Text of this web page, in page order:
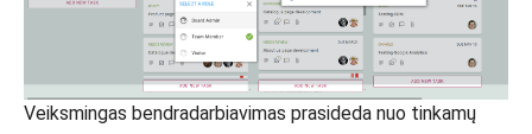
Veiksmingas bendradarbiavimas prasideda nuo tinkamų